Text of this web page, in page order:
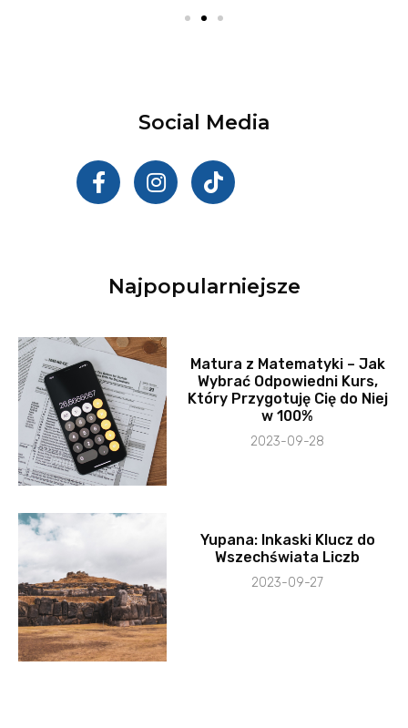
Social Media
Najpopularniejsze
Matura z Matematyki – Jak
Wybrać Odpowiedni Kurs,
Który Przygotuję Cię do Niej
w 100%
2023-09-28
Yupana: Inkaski Klucz do
Wszechświata Liczb
2023-09-27